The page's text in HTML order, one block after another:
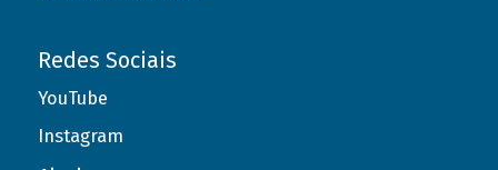
Redes Sociais
YouTube
Instagram